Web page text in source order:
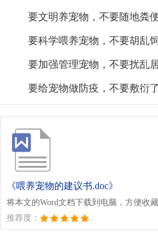
要文明养宠物，不要随地粪便
要科学喂养宠物，不要胡乱
要加强管理宠物，不要扰乱
要给宠物做防疫，不要敷衍了
《喂养宠物的建议书.doc》
将本文的Word文档下载到电脑，方便收
推荐度：